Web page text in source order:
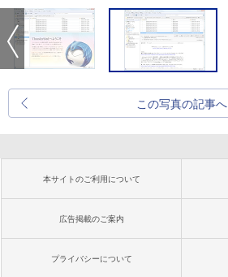
この写真の記事へ
本サイトのご利用について
広告掲載のご案内
プライバシーについて